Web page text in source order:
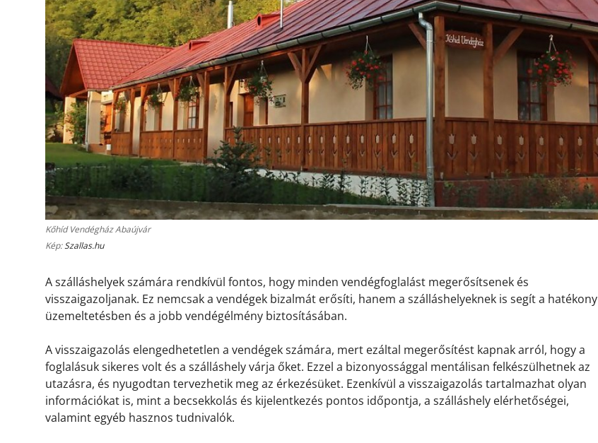
Kőhíd Vendégház Abaújvár
Kép:Szallas.hu
A szálláshelyek számára rendkívül fontos, hogy minden vendégfoglalást megerősítsenek és
visszaigazoljanak. Ez nemcsak a vendégek bizalmát erősíti, hanem a szálláshelyeknek is segít a hatékony
üzemeltetésben és a jobb vendégélmény biztosításában.
A visszaigazolás elengedhetetlen a vendégek számára, mert ezáltal megerősítést kapnak arról, hogy a
foglalásuk sikeres volt és a szálláshely várja őket. Ezzel a bizonyossággal mentálisan felkészülhetnek az
utazásra, és nyugodtan tervezhetik meg az érkezésüket. Ezenkívül a visszaigazolás tartalmazhat olyan
információkat is, mint a becsekkolás és kijelentkezés pontos időpontja, a szálláshely elérhetőségei,
valamint egyéb hasznos tudnivalók.